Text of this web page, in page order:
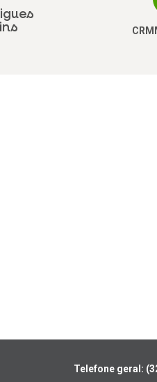
Telefone geral: